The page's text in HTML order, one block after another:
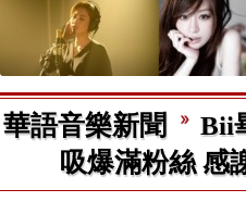
華語音樂新聞
Bii
吸爆滿粉絲 感